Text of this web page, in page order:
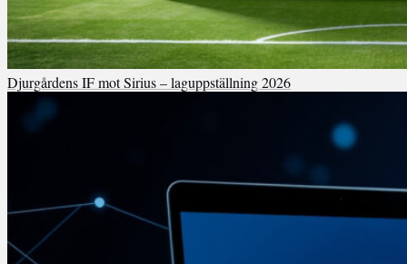
Djurgårdens IF mot Sirius – laguppställning 2026